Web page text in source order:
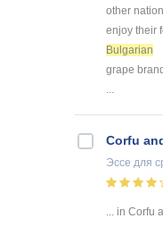
other
enjoy their
Bulgarian
grape
...
Corfu
Эссе для
... in Corfu